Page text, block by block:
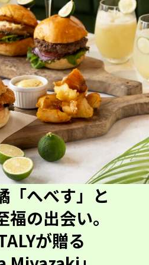
「へべす」と
の出会い。
が贈る